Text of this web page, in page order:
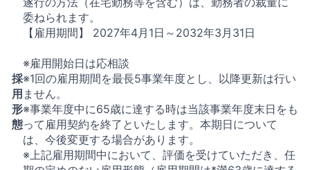
採
用
形
態
委ねられます。
【雇用期間】 2027年4月1日～2032年3月31日
※雇用開始日は応相談
※1回の雇用期間を最長5事業年度とし、以降更新は行い
ません。
※事業年度中に65歳に達する時は当該事業年度末日をも
って雇用契約を終了といたします。本期日について
は、今後変更する場合があります。
※上記雇用期間中において、評価を受けていただき、任